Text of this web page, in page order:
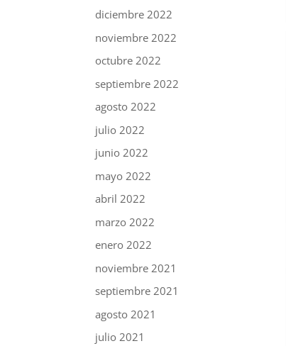
diciembre 2022
noviembre 2022
octubre 2022
septiembre 2022
agosto 2022
julio 2022
junio 2022
mayo 2022
abril 2022
marzo 2022
enero 2022
noviembre 2021
septiembre 2021
agosto 2021
julio 2021